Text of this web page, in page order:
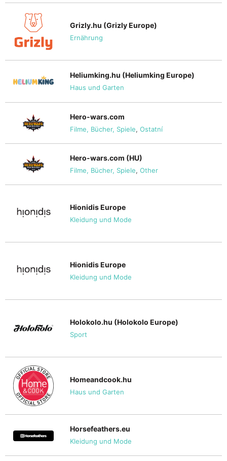
Grizly.hu (Grizly Europe)
Ernährung
Heliumking.hu (Heliumking Europe)
Haus und Garten
Hero-wars.com
Filme, Bücher, Spiele, Ostatní
Hero-wars.com (HU)
Filme, Bücher, Spiele, Other
Hionidis Europe
Kleidung und Mode
Hionidis Europe
Kleidung und Mode
Holokolo.hu (Holokolo Europe)
Sport
Homeandcook.hu
Haus und Garten
Horsefeathers.eu
Kleidung und Mode